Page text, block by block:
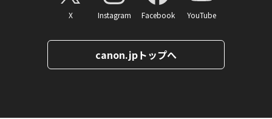
X Instagram Facebook YouTube
canon.jpトップへ